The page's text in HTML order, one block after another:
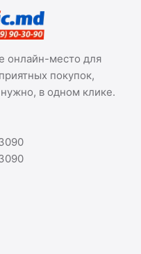
онлайн-место для
покупок,
в одном клике.